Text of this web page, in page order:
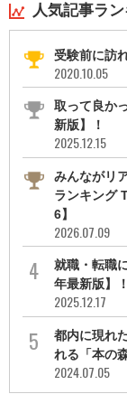
人気記事ラ
受験前に訪
2020.10.05
取って良か
新版】！
2025.12.15
みんながリ
ランキング
6】
2026.07.09
就職・転職
年最新版】！
2025.12.17
都内に現れ
れる「本の
2024.07.05